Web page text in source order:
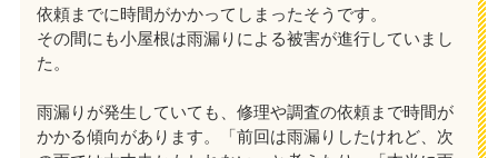
依頼までに時間がかかってしまったそうです。
その間にも小屋根は雨漏りによる被害が進行していまし
た。
雨漏りが発生していても、修理や調査の依頼まで時間が
かかる傾向があります。「前回は雨漏りしたけれど、次